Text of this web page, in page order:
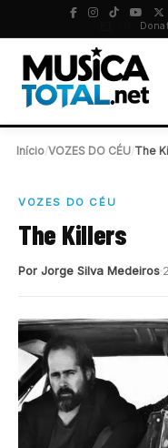
Início VOZES DO CÉU The
VOZES DO CÉU
The Killers
Por Jorge Silva Medeiros